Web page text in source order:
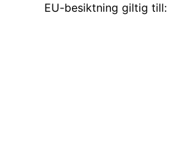
EU-besiktning giltig till: